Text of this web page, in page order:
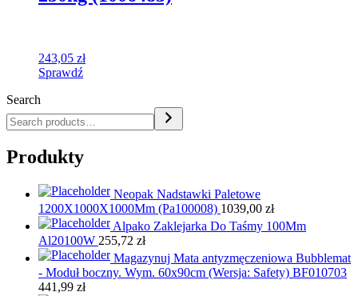
243,05 zł
Sprawdź
Search
Produkty
Neopak Nadstawki Paletowe
1200X1000X1000Mm (Pa100008) 1039,00 zł
Alpako Zaklejarka Do Taśmy 100Mm
Al20100W 255,72 zł
Magazynuj Mata antyzmęczeniowa Bubblemat
- Moduł boczny. Wym. 60x90cm (Wersja: Safety) BF010703
441,99 zł